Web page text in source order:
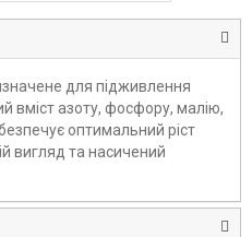
для підживлення
вміст азоту, фосфору, малію,
оптимальний ріст
вигляд та насичений